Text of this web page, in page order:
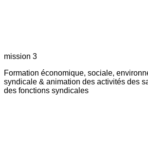
mission 3
Formation économique, sociale,
syndicale & animation des activités des
des fonctions syndicales